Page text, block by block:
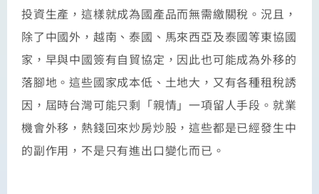
投資生產，這樣就成為國產品而無需繳關稅。況且，
除了中國外，越南、泰國、馬來西亞及泰國等東協國
家，早與中國簽有自貿協定，因此也可能成為外移的
落腳地。這些國家成本低、土地大，又有各種租稅誘
因，屆時台灣可能只剩「親情」一項留人手段。就業
機會外移，熱錢回來炒房炒股，這些都是已經發生中
的副作用，不是只有進出口變化而已。